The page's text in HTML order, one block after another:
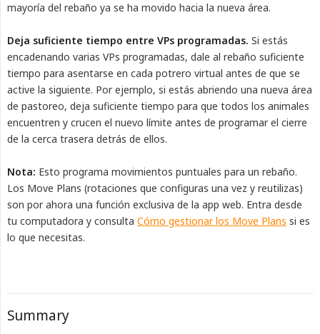
mayoría del rebaño ya se ha movido hacia la nueva área.
Deja suficiente tiempo entre VPs programadas. Si estás
encadenando varias VPs programadas, dale al rebaño suficiente
tiempo para asentarse en cada potrero virtual antes de que se
active la siguiente. Por ejemplo, si estás abriendo una nueva área
de pastoreo, deja suficiente tiempo para que todos los animales
encuentren y crucen el nuevo límite antes de programar el cierre
de la cerca trasera detrás de ellos.
Nota: Esto programa movimientos puntuales para un rebaño.
Los Move Plans (rotaciones que configuras una vez y reutilizas)
son por ahora una función exclusiva de la app web. Entra desde
tu computadora y consulta Cómo gestionar los Move Plans si es
lo que necesitas.
Summary